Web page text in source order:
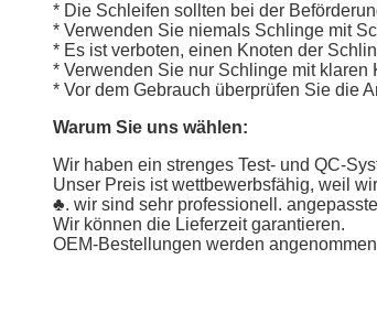
* Die Schleifen sollten bei der
* Verwenden Sie niemals Schlinge mit
* Es ist verboten, einen Knoten der
* Verwenden Sie nur Schlinge mit klaren
* Vor dem Gebrauch überprüfen Sie die
Warum Sie uns wählen:
Wir haben ein strenges Test- und QC-
Unser Preis ist wettbewerbsfähig, weil
♣. wir sind sehr professionell.
Wir können die Lieferzeit garantieren.
OEM-Bestellungen werden